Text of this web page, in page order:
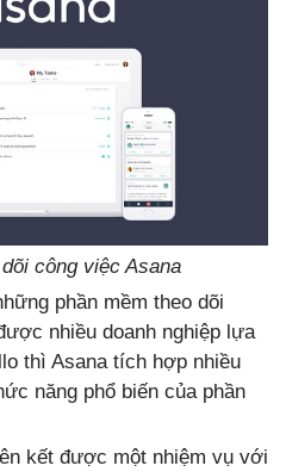
công việc Asana
phần mềm theo dõi
nhiều doanh nghiệp lựa
thì Asana tích hợp nhiều
năng phổ biến của phần
kết được một nhiệm vụ với